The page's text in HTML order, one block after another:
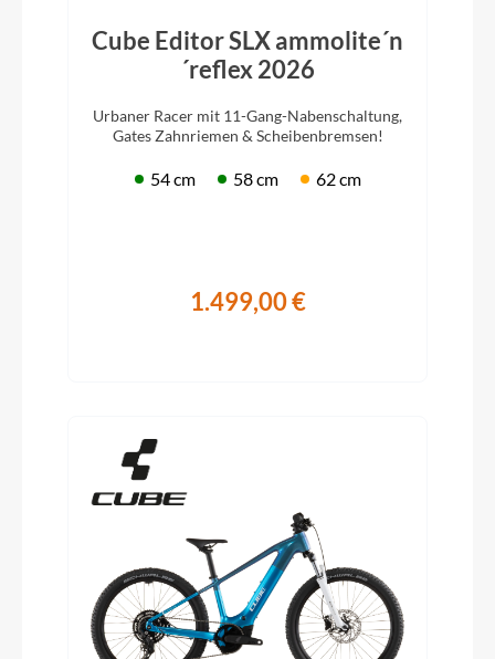
Cube Editor SLX ammolite´n
´reflex 2026
Urbaner Racer mit 11-Gang-Nabenschaltung,
Gates Zahnriemen & Scheibenbremsen!
54 cm 58 cm 62 cm
1.499,00 €